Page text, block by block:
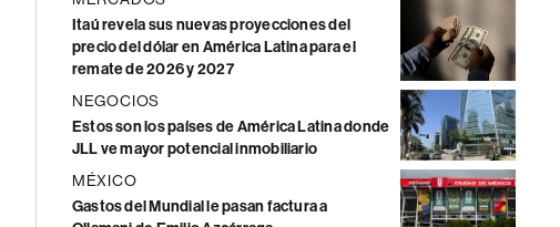
Itaú revela sus nuevas proyecciones del
precio del dólar en América Latina para el
remate de 2026 y 2027
NEGOCIOS
Estos son los países de América Latina donde
JLL ve mayor potencial inmobiliario
MÉXICO
Gastos del Mundial le pasan factura a